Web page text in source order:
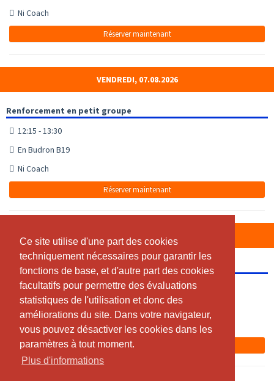
Ce site utilise d'une part des cookies
techniquement nécessaires pour garantir les
fonctions de base, et d'autre part des cookies
facultatifs pour permettre des évaluations
statistiques de l'utilisation et donc des
améliorations du site. Dans votre navigateur,
vous pouvez désactiver les cookies dans les
paramètres à tout moment.
Plus d'informations
Ce site utilise d'une part des cookies
techniquement nécessaires pour garantir les
fonctions de base, et d'autre part des cookies
facultatifs pour permettre des évaluations
statistiques de l'utilisation et donc des
améliorations du site. Dans votre navigateur,
vous pouvez désactiver les cookies dans les
paramètres à tout moment.
Plus d'informations
Ni Coach
Réserver maintenant
VENDREDI, 07.08.2026
Renforcement en petit groupe
12:15 - 13:30
En Budron B19
Ni Coach
Réserver maintenant
SAMEDI, 08.08.2026
Club Lausanne Chalet à Gobet
09:00 - 10:30
Vestiaires de Mauverney
Réserver maintenant